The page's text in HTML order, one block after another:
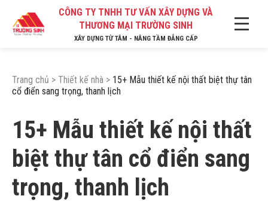
CÔNG TY TNHH TƯ VẤN XÂY DỰNG VÀ
THƯƠNG MẠI TRƯỜNG SINH
XÂY DỰNG TỪ TÂM - NÂNG TẦM ĐẲNG CẤP
Trang chủ > Thiết kế nhà > 15+ Mẫu thiết kế nội thất biệt thự tân
cổ điển sang trọng, thanh lịch
15+ Mẫu thiết kế nội thất
biệt thự tân cổ điển sang
trọng, thanh lịch